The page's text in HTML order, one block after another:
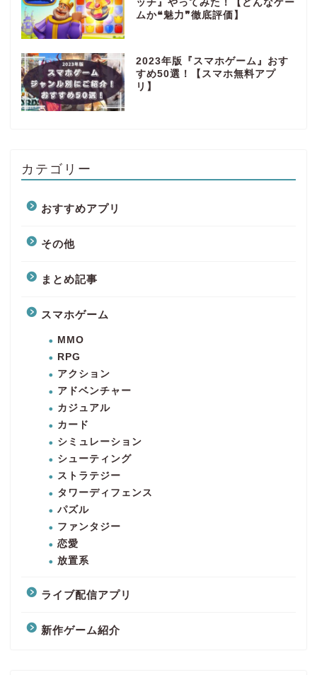
ッチ』やってみた！【どんなゲー
ムか❝魅力❞徹底評価】
2023年版『スマホゲーム』おす
すめ50選！【スマホ無料アプ
リ】
カテゴリー
おすすめアプリ
その他
まとめ記事
スマホゲーム
MMO
RPG
アクション
アドベンチャー
カジュアル
カード
シミュレーション
シューティング
ストラテジー
タワーディフェンス
パズル
ファンタジー
恋愛
放置系
ライブ配信アプリ
新作ゲーム紹介